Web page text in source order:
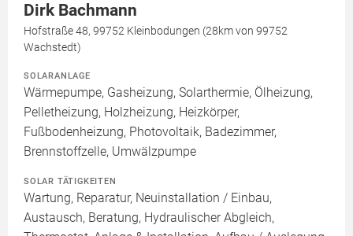
Dirk Bachmann
Hofstraße 48, 99752 Kleinbodungen (28km von 99752
Wachstedt)
SOLARANLAGE
Wärmepumpe, Gasheizung, Solarthermie, Ölheizung,
Pelletheizung, Holzheizung, Heizkörper,
Fußbodenheizung, Photovoltaik, Badezimmer,
Brennstoffzelle, Umwälzpumpe
SOLAR TÄTIGKEITEN
Wartung, Reparatur, Neuinstallation / Einbau,
Austausch, Beratung, Hydraulischer Abgleich,